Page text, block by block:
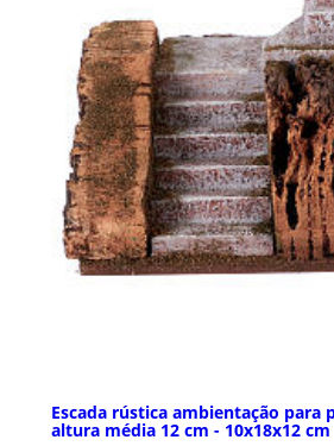
Escada rústica ambientação para
altura média 12 cm - 10x18x12 cm